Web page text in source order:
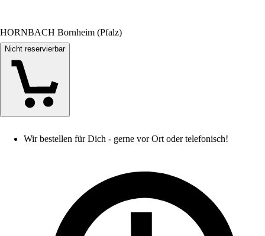
HORNBACH Bornheim (Pfalz)
Nicht reservierbar
Wir bestellen für Dich - gerne vor Ort oder telefonisch!